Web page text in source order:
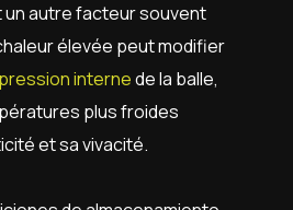
autre facteur souvent
élevée peut modifier
pression internede la balle,
plus froides
et sa vivacité.